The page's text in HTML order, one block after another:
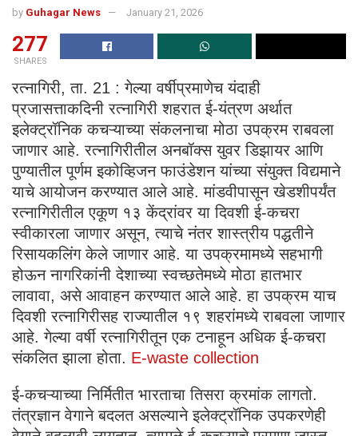
by Guhagar News January 21, 2026
277
SHARES
रत्नागिरी, ता. 21 : गेल्या वर्षीप्रमाणेच यंदाही
प्रजासत्ताकदिनी रत्नागिरी शहरात ई-यंत्रण अर्थात
इलेक्ट्रॉनिक कचऱ्याच्या संकलनाचा मोठा उपक्रम राबवला
जाणार आहे. रत्नागिरीतील अनबॉक्स युवर डिझायर आणि
पुण्यातील पूर्णम इकोव्हिजन फाउंडेशन यांच्या संयुक्त विद्यमाने
याचे आयोजन करण्यात आले आहे. मांडवीपासून खेडशीपर्यंत
रत्नागिरीतील एकूण १३ केंद्रांवर या दिवशी ई-कचरा
स्वीकारला जाणार असून, त्याचे नंतर शास्त्रीय पद्धतीने
रिसायकलिंग केले जाणार आहे. या उपक्रमामध्ये सहभागी
होऊन नागरिकांनी देशाच्या स्वच्छतेमध्ये मोठा हातभार
लावावा, असे आवाहन करण्यात आले आहे. हा उपक्रम याच
दिवशी रत्नागिरीसह राज्यातील १९ शहरांमध्ये राबवला जाणार
आहे. गेल्या वर्षी रत्नागिरीतून एक टनाहून अधिक ई-कचरा
संकलित झाला होता. E-waste collection
ई-कचऱ्याच्या निर्मितीत भारताचा तिसरा क्रमांक लागतो.
तंत्रज्ञान वेगाने बदलत असल्याने इलेक्ट्रॉनिक उपकरणेही